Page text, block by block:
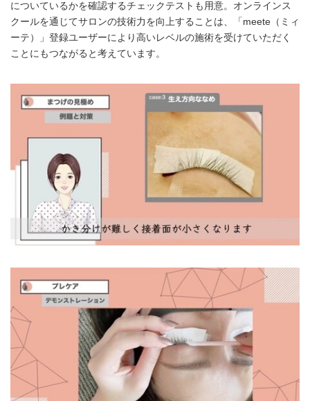
についているかを確認するチェックテストも用意。オンラインス
クールを通じてサロンの技術力を向上することは、「meete（ミィ
ーテ）」登録ユーザーにより高いレベルの施術を受けていただく
ことにもつながると考えています。